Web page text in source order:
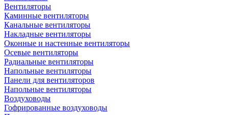
Вентиляторы
Каминные вентиляторы
Канальные вентиляторы
Накладные вентиляторы
Оконные и настенные вентиляторы
Осевые вентиляторы
Радиальные вентиляторы
Напольные вентиляторы
Панели для вентиляторов
Напольные вентиляторы
Воздуховоды
Гофрированные воздуховоды